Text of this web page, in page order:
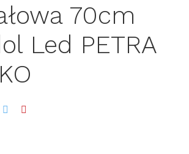
70cm
Led PETRA